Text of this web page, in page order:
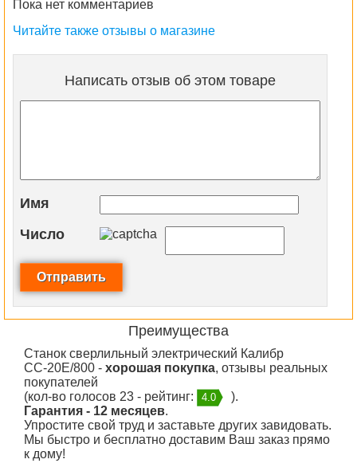
Пока нет комментариев
Читайте также отзывы о магазине
Написать отзыв об этом товаре
Имя
Число
Преимущества
Станок сверлильный электрический Калибр
СС-20E/800 - хорошая покупка, отзывы реальных
покупателей
(кол-во голосов 23 - рейтинг:
4.0
).
Гарантия - 12 месяцев.
Упростите свой труд и заставьте других завидовать.
Мы быстро и бесплатно доставим Ваш заказ прямо
к дому!